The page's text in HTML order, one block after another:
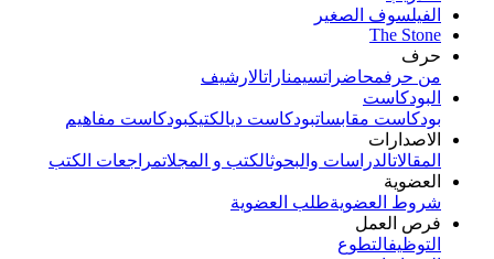
الفيلسوف الصغير
The Stone
حرف
من حرفمحاضراتسيمناراتالارشيف
البودكاست
بودكاست مقابساتبودكاست ديالكتيكبودكاست مفاهيم
الاصدارات
المقالاتالدراسات والبحوثالكتب و المجلاتمراجعات الكتب
العضوية
شروط العضويةطلب العضوية
فرص العمل
التوظيفالتطوع